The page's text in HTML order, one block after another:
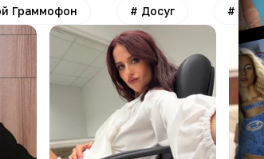
Граммофон # Досуг #